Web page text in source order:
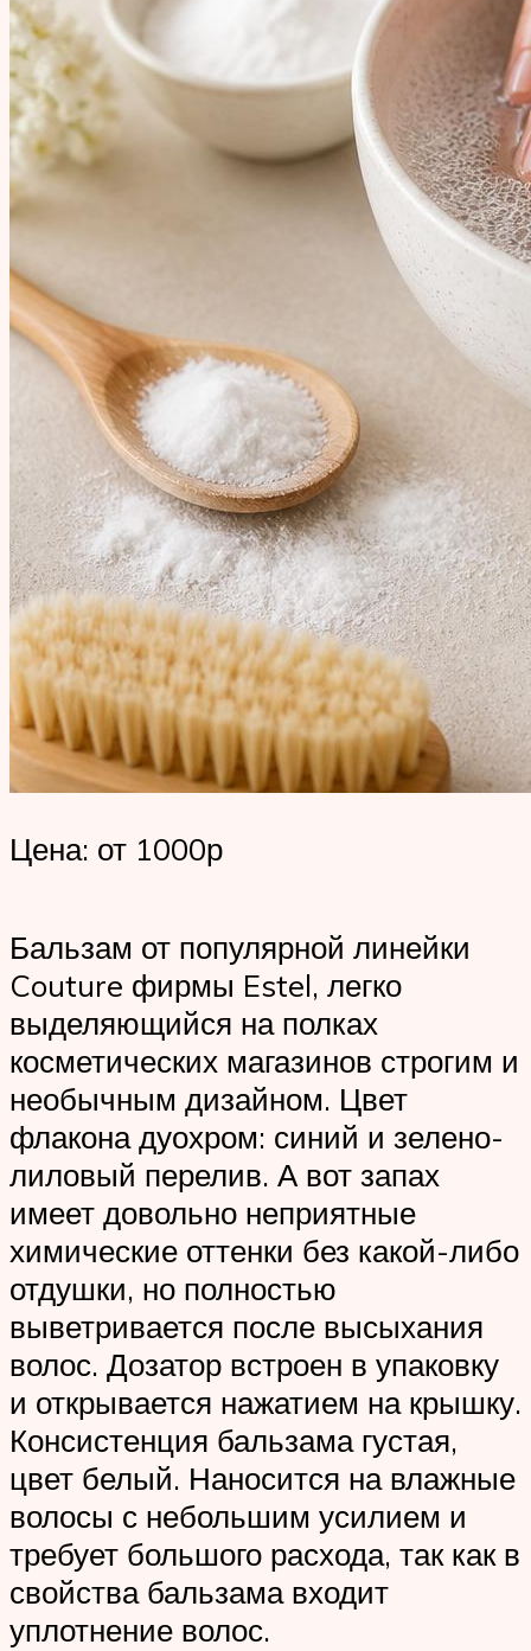
Цена: от 1000р
Бальзам от популярной линейки
Couture фирмы Estel, легко
выделяющийся на полках
косметических магазинов строгим и
необычным дизайном. Цвет
флакона дуохром: синий и зелено-
лиловый перелив. А вот запах
имеет довольно неприятные
химические оттенки без какой-либо
отдушки, но полностью
выветривается после высыхания
волос. Дозатор встроен в упаковку
и открывается нажатием на крышку.
Консистенция бальзама густая,
цвет белый. Наносится на влажные
волосы с небольшим усилием и
требует большого расхода, так как в
свойства бальзама входит
уплотнение волос.